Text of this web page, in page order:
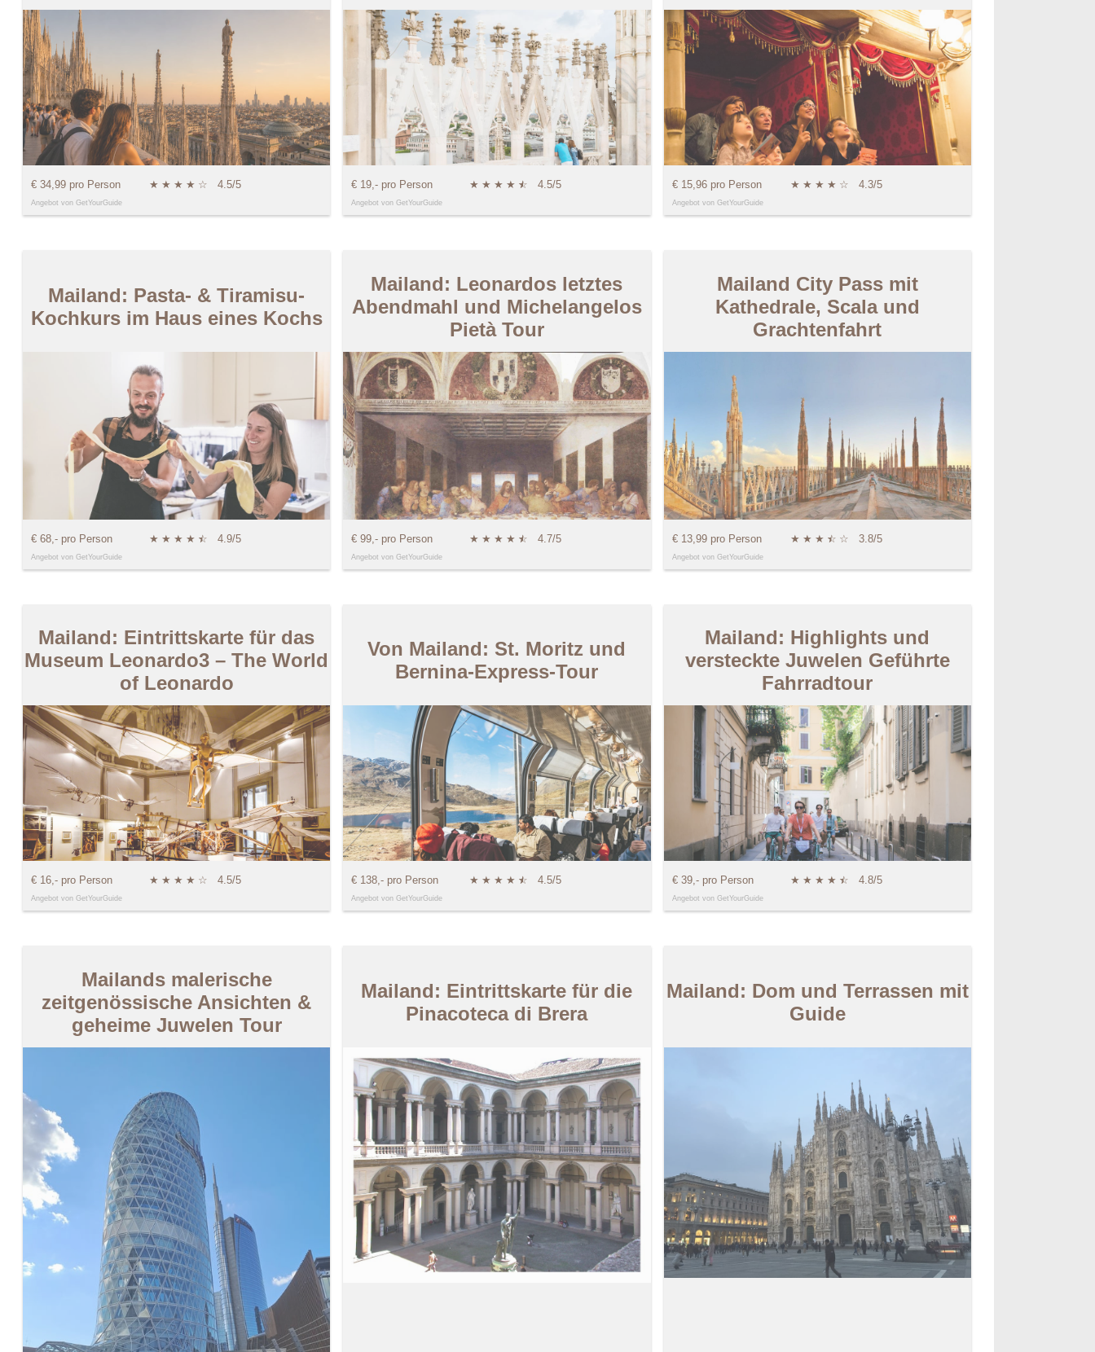
€ 34,99 pro Person ★ ★ ★ ★ ☆ 4.5/5
Angebot von GetYourGuide
€ 19,- pro Person ★ ★ ★ ★ ★
☆ 4.5/5
Angebot von GetYourGuide
€ 15,96 pro Person ★ ★ ★ ★ ☆ 4.3/5
Angebot von GetYourGuide
Mailand: Pasta- & Tiramisu-
Kochkurs im Haus eines Kochs
€ 68,- pro Person ★ ★ ★ ★ ★
☆ 4.9/5
Angebot von GetYourGuide
Mailand: Leonardos letztes
Abendmahl und Michelangelos
Pietà Tour
€ 99,- pro Person ★ ★ ★ ★ ★
☆ 4.7/5
Angebot von GetYourGuide
Mailand City Pass mit
Kathedrale, Scala und
Grachtenfahrt
€ 13,99 pro Person ★ ★ ★ ★
☆ ☆ 3.8/5
Angebot von GetYourGuide
Mailand: Eintrittskarte für das
Museum Leonardo3 – The World
of Leonardo
€ 16,- pro Person ★ ★ ★ ★ ☆ 4.5/5
Angebot von GetYourGuide
Von Mailand: St. Moritz und
Bernina-Express-Tour
€ 138,- pro Person ★ ★ ★ ★ ★
☆ 4.5/5
Angebot von GetYourGuide
Mailand: Highlights und
versteckte Juwelen Geführte
Fahrradtour
€ 39,- pro Person ★ ★ ★ ★ ★
☆ 4.8/5
Angebot von GetYourGuide
Mailands malerische
zeitgenössische Ansichten &
geheime Juwelen Tour
Mailand: Eintrittskarte für die
Pinacoteca di Brera
Mailand: Dom und Terrassen mit
Guide